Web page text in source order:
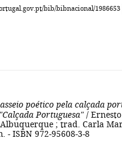
bib/bibnacional/1986653
poético pela calçada
Portuguesa" /
; trad. Carla
- ISBN 972-95608-3-8